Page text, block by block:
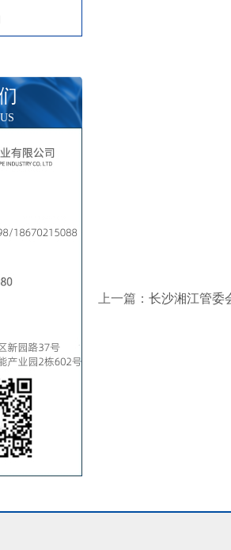
上一篇： 长沙湘江管委